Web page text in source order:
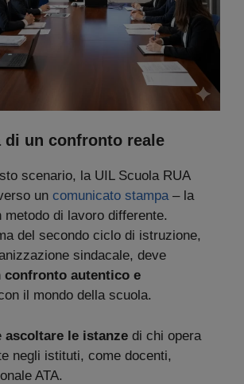
di un confronto reale
scenario, la UIL Scuola RUA
un comunicato stampa– la
metodo di lavoro differente.
del secondo ciclo di istruzione,
sindacale, deve
confronto autentico e
il mondo della scuola.
ascoltare le istanze di chi opera
negli istituti, come docenti,
ATA.